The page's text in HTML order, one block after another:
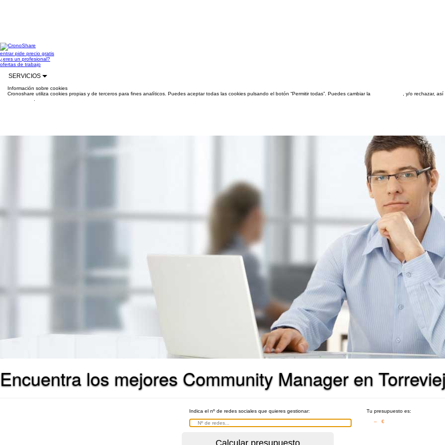
entrarpide precio gratis
¿eres un profesional?
ofertas de trabajo
SERVICIOS
Información sobre cookies
Cronoshare utiliza cookies propias y de terceros para fines analíticos. Puedes aceptar todas las cookies pulsando el botón “Permitir todas”. Puedes cambiar la
, y/o rechazar,
Encuentra los mejores Community Manager en
Indica el nº de redes sociales que quieres gestionar:
Tu presupuesto es:
– €